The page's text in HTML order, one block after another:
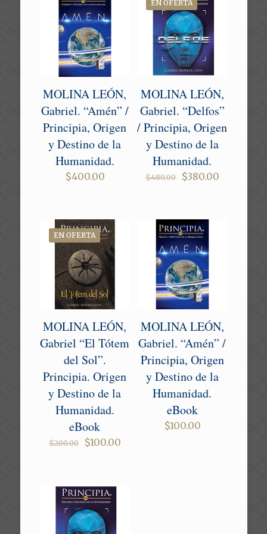
MOLINA LEÓN,
Gabriel. “Amén” /
Principia, Origen
y Destino de la
Humanidad.
$400.00
EN OFERTA
MOLINA LEÓN,
Gabriel. “Delfos”
/ Principia, Origen
y Destino de la
Humanidad.
$480.00
Original
$380.00Current
EN OFERTA
MOLINA LEÓN,
Gabriel “El Tótem
del Sol”.
Principia. Origen
y Destino de la
Humanidad.
eBook
$200.00
Original
$100.00Current
MOLINA LEÓN,
Gabriel. “Amén” /
Principia, Origen
y Destino de la
Humanidad.
eBook
$100.00